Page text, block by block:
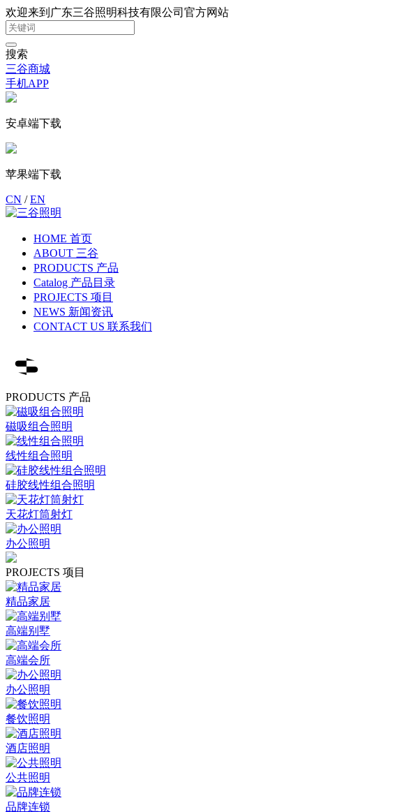
欢迎来到广东三谷照明科技有限公司官方网站
搜索
三谷商城
手机APP
安卓端下载
苹果端下载
CN /EN
HOME 首页
ABOUT 三谷
PRODUCTS 产品
Catalog 产品目录
PROJECTS 项目
NEWS 新闻资讯
CONTACT US 联系我们
PRODUCTS 产品
磁吸组合照明
线性组合照明
硅胶线性组合照明
天花灯筒射灯
办公照明
PROJECTS 项目
精品家居
高端别墅
高端会所
办公照明
餐饮照明
酒店照明
公共照明
品牌连锁